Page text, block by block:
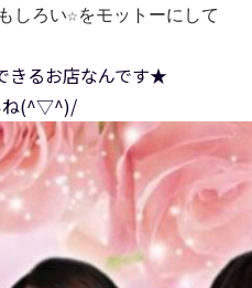
しろい☆をモットーにして
きるお店なんです★
ね(^▽^)/